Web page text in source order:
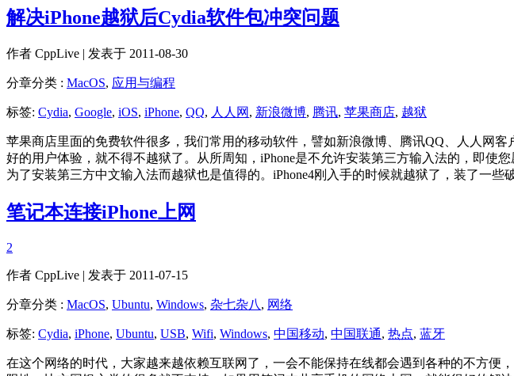
解决iPhone越狱后Cydia软件包冲突问题
作者 CppLive | 发表于 2011-08-30
分章分类 : MacOS, 应用与编程
标签: Cydia, Google, iOS, iPhone, QQ, 人人网 , 新浪微博, 腾讯, 苹果商店, 越狱
苹果商店里面的免费软件很多，我们常用的移动软件，譬如新浪微博、腾讯QQ、人人网
好的用户体验，就不得不越狱了。从所周知，iPhone是不允许安装第三方输入法的，即使
为了安装第三方中文输入法而越狱也是值得的。iPhone4刚入手的时候就越狱了，装了一
笔记本连接iPhone上网
2
作者 CppLive | 发表于 2011-07-15
分章分类 : MacOS, Ubuntu, Windows, 杂七杂八 , 网络
标签: Cydia, iPhone, Ubuntu, USB, Wifi, Windows, 中国移动, 中国联通, 热点, 蓝牙
在这个网络的时代，大家越来越依赖互联网了，一会不能保持在线都会遇到各种的不方